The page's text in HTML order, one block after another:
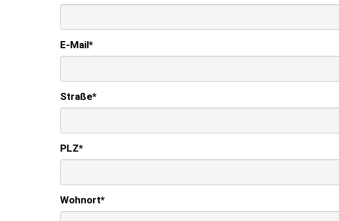
E-Mail*
Straße*
PLZ*
Wohnort*